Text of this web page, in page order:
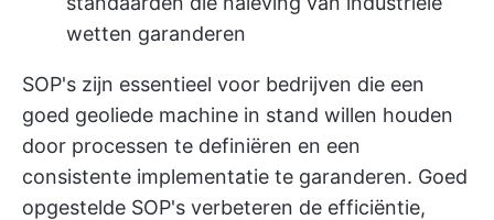
wetten garanderen
SOP's zijn essentieel voor bedrijven die een
goed geoliede machine in stand willen houden
door processen te definiëren en een
consistente implementatie te garanderen. Goed
opgestelde SOP's verbeteren de efficiëntie,